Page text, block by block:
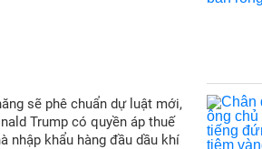
sẽ phê chuẩn dự luật mới,
Trump có quyền áp thuế
nhập khẩu hàng đầu dầu khí